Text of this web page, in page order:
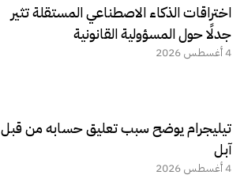
اختراقات الذكاء الاصطناعي المستقلة تثير
جدلًا حول المسؤولية القانونية
4 أغسطس 2026
تيليجرام يوضح سبب تعليق حسابه من قبل
آبل
4 أغسطس 2026